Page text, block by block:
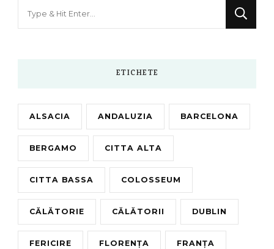
ETICHETE
ALSACIA ANDALUZIA BARCELONA
BERGAMO CITTA ALTA
CITTA BASSA COLOSSEUM
CĂLĂTORIE CĂLĂTORII DUBLIN
FERICIRE FLORENȚA FRANȚA